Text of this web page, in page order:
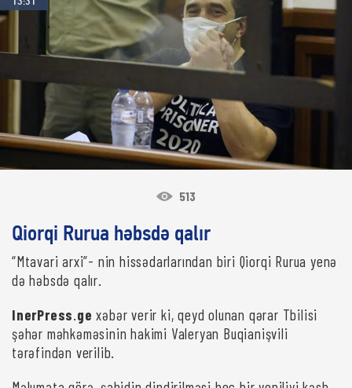
513
Qiorqi Rurua həbsdə qalır
“Mtavari arxi”- nin hissədarlarından biri Qiorqi Rurua yenə
də həbsdə qalır.
InerPress.ge xəbər verir ki, qeyd olunan qərar Tbilisi
şəhər məhkəməsinin hakimi Valeryan Buqianişvili
tərəfindən verilib.